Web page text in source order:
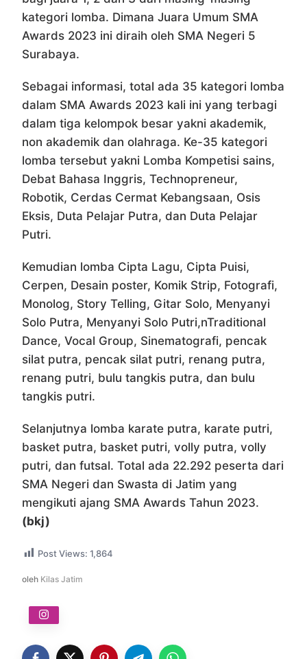
kategori lomba. Dimana Juara Umum SMA
Awards 2023 ini diraih oleh SMA Negeri 5
Surabaya.
Sebagai informasi, total ada 35 kategori lomba
dalam SMA Awards 2023 kali ini yang terbagi
dalam tiga kelompok besar yakni akademik,
non akademik dan olahraga. Ke-35 kategori
lomba tersebut yakni Lomba Kompetisi sains,
Debat Bahasa Inggris, Technopreneur,
Robotik, Cerdas Cermat Kebangsaan, Osis
Eksis, Duta Pelajar Putra, dan Duta Pelajar
Putri.
Kemudian lomba Cipta Lagu, Cipta Puisi,
Cerpen, Desain poster, Komik Strip, Fotografi,
Monolog, Story Telling, Gitar Solo, Menyanyi
Solo Putra, Menyanyi Solo Putri,nTraditional
Dance, Vocal Group, Sinematografi, pencak
silat putra, pencak silat putri, renang putra,
renang putri, bulu tangkis putra, dan bulu
tangkis putri.
Selanjutnya lomba karate putra, karate putri,
basket putra, basket putri, volly putra, volly
putri, dan futsal. Total ada 22.292 peserta dari
SMA Negeri dan Swasta di Jatim yang
mengikuti ajang SMA Awards Tahun 2023.
(bkj)
Post Views: 1,864
oleh Kilas Jatim